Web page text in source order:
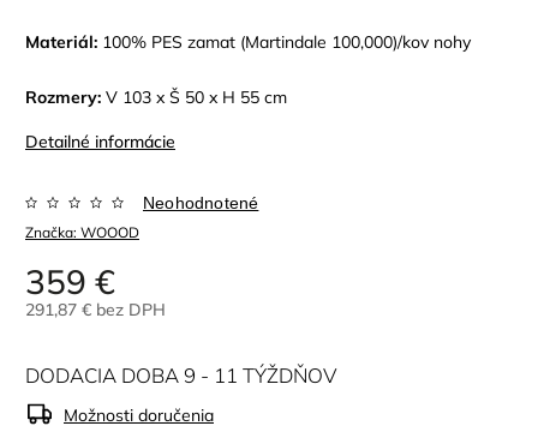
Materiál: 100% PES zamat (Martindale 100,000)/kov nohy
Rozmery: V 103 x Š 50 x H 55 cm
Detailné informácie
Značka: WOOOD
Neohodnotené
359 €
291,87 € bez DPH
DODACIA DOBA 9 - 11 TÝŽDŇOV
Možnosti doručenia